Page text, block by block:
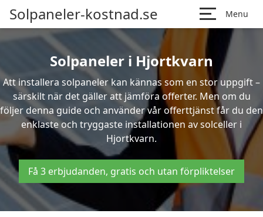
Solpaneler-kostnad.se Menu
Solpaneler i Hjortkvarn
Att installera solpaneler kan kännas som en stor uppgift –
särskilt när det gäller att jämföra offerter. Men om du
följer denna guide och använder vår offerttjänst får du den
enklaste och tryggaste installationen av solceller i
Hjortkvarn.
Få 3 erbjudanden, gratis och utan förpliktelser